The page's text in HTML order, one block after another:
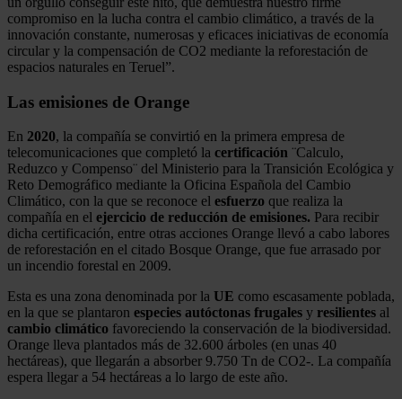
compromiso en la lucha contra el cambio climático, a través de la
innovación constante, numerosas y eficaces iniciativas de economía
circular y la compensación de CO2 mediante la reforestación de
espacios naturales en Teruel”.
Las emisiones de Orange
En 2020, la compañía se convirtió en la primera empresa de
telecomunicaciones que completó la certificación ¨Calculo,
Reduzco y Compenso¨ del Ministerio para la Transición Ecológica y
Reto Demográfico mediante la Oficina Española del Cambio
Climático, con la que se reconoce el esfuerzo que realiza la
compañía en el ejercicio de reducción de emisiones. Para recibir
dicha certificación, entre otras acciones Orange llevó a cabo labores
de reforestación en el citado Bosque Orange, que fue arrasado por
un incendio forestal en 2009.
Esta es una zona denominada por la UE como escasamente poblada,
en la que se plantaron especies autóctonas frugales y resilientes al
cambio climático favoreciendo la conservación de la biodiversidad.
Orange lleva plantados más de 32.600 árboles (en unas 40
hectáreas), que llegarán a absorber 9.750 Tn de CO2-. La compañía
espera llegar a 54 hectáreas a lo largo de este año.